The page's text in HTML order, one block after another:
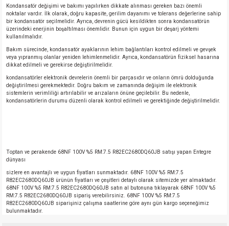
Kondansatör değişimi ve bakımı yapılırken dikkate alınması gereken bazı önemli
noktalar vardır. İlk olarak, doğru kapasite, gerilim dayanımı ve tolerans değerlerine sahip
bir kondansatör seçilmelidir. Ayrıca, devrenin gücü kesildikten sonra kondansatörün
üzerindeki enerjinin boşaltılması önemlidir. Bunun için uygun bir deşarj yöntemi
kullanılmalıdır.
Bakım sürecinde, kondansatör ayaklarının lehim bağlantıları kontrol edilmeli ve gevşek
veya yıpranmış olanlar yeniden lehimlenmelidir. Ayrıca, kondansatörün fiziksel hasarına
dikkat edilmeli ve gerekirse değiştirilmelidir.
kondansatörler elektronik devrelerin önemli bir parçasıdır ve onların ömrü dolduğunda
değiştirilmesi gerekmektedir. Doğru bakım ve zamanında değişim ile elektronik
sistemlerin verimliliği artırılabilir ve arızaların önüne geçilebilir. Bu nedenle,
kondansatörlerin durumu düzenli olarak kontrol edilmeli ve gerektiğinde değiştirilmelidir.
Toptan ve perakende 68NF 100V %5 RM:7.5 R82EC2680DQ60JB satışı yapan Entegre
dünyası
sizlere en avantajlı ve uygun fiyatları sunmaktadır. 68NF 100V %5 RM:7.5
R82EC2680DQ60JB ürünün fiyatları ve çeşitleri detaylı olarak sitemizde yer almaktadır.
68NF 100V %5 RM:7.5 R82EC2680DQ60JB satın al butonuna tıklayarak 68NF 100V %5
RM:7.5 R82EC2680DQ60JB sipariş verebilirsiniz. 68NF 100V %5 RM:7.5
R82EC2680DQ60JB siparişiniz çalışma saatlerine göre aynı gün kargo seçeneğimiz
bulunmaktadır.